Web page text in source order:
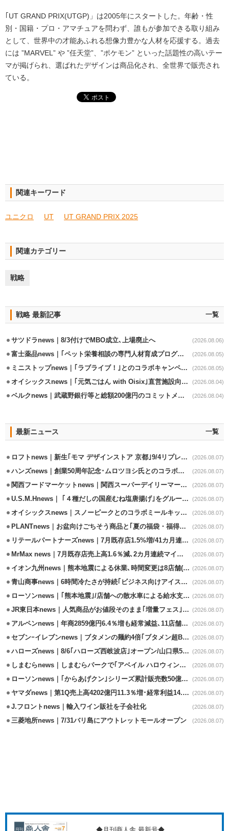
｢UT GRAND PRIX(UTGP)」は2005年にスタートした。年齢・性
別・国籍・プロ・アマチュアを問わず、誰もが参加できる取り組み
として、世界中の才能あふれる想像力豊かな人材を応援する。過去
には ”MARVEL” や ”任天堂”、”ポケモン” といった話題性の高いテー
マが掲げられ、選ばれたデザインは商品化され、全世界で販売され
ている。
関連キーワード
ユニクロ UT UT GRAND PRIX 2025
関連カテゴリー
戦略
戦略 最新記事 一覧
サツドラnews｜8/3付けでMBO成立､上場廃止へ (2026.08.06)
富士薬品news｜｢ペット栄養相談の専門人材育成プログラム｣7月から開始 (2026.08.05)
ミニストップnews｜｢ラブライブ！｣とのコラボキャンペーン8/5から開催 (2026.08.05)
オイシックスnews｜｢元気ごはん with Oisix｣直営施設向けサービスを開始 (2026.08.04)
ベルクnews｜武蔵野銀行等と総額200億円のコミットメント契約 (2026.08.04)
最新ニュース 一覧
ロフトnews｜新生｢モマ デザインストア 京都｣9/4リプレイスオープン (2026.08.07)
ハンズnews｜創業50周年記念･ムロツヨシ氏とのコラボ企画｢ムロハンズ｣開催 (2026.08.07)
関西フードマーケットnews｜関西スーパーデイリーマート蒲生店8/7改装 (2026.08.07)
U.S.M.Hnews｜ ｢４種だしの国産むね塩唐揚げ｣をグループ610店で共同販促 (2026.08.07)
オイシックスnews｜スノーピークとのコラボミールキット8/13発売 (2026.08.07)
PLANTnews｜お盆向けごちそう商品と｢夏の福袋・福得カート｣8/8から開催 (2026.08.07)
リテールパートナーズnews｜7月既存店1.5%増/41カ月連続増 (2026.08.07)
MrMax news｜7月既存店売上高1.6％減､2カ月連続マイナス (2026.08.07)
イオン九州news｜熊本地震による休業､時間変更は8店舗(8/7時点) (2026.08.07)
青山商事news｜6時間冷たさが持続｢ビジネス向けアイスベスト｣発売 (2026.08.07)
ローソンnews｜｢熊本地震｣/店舗への散水車による給水支援を開始 (2026.08.07)
JR東日本news｜人気商品がお値段そのまま｢増量フェス｣8/18から開催 (2026.08.07)
アルペンnews｜年商2859億円6.4％増も経常減益､11店舗出店、4店閉鎖 (2026.08.07)
セブンｰイレブンnews｜ブタメンの麺約4倍｢ブタメン超BIG｣8/11から限定発売 (2026.08.07)
ハローズnews｜8/6｢ハローズ西岐波店｣オープン/山口県5店舗目 (2026.08.07)
しまむらnews｜しまむらパークで｢アベイル ハロウィンじゅんびフェア｣開催 (2026.08.07)
ローソンnews｜｢からあげクン｣シリーズ累計販売数50億食突破 (2026.08.07)
ヤマダnews｜第1Q売上高4202億円11.3％増･経常利益14.5％増 (2026.08.07)
J.フロントnews｜輸入ワイン販社を子会社化 (2026.08.07)
三菱地所news｜7/31バリ島にアウトレットモールオープン (2026.08.07)